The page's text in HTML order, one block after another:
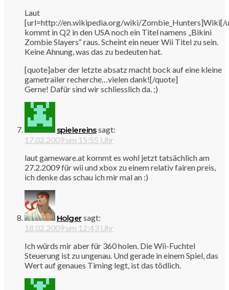
Laut
[url=http://en.wikipedia.org/wiki/Zombie_Hunters]Wiki[/
kommt in Q2 in den USA noch ein Titel namens „Bikini
Zombie Slayers“ raus. Scheint ein neuer Wii Titel zu sein.
Keine Ahnung, was das zu bedeuten hat.
[quote]aber der letzte absatz macht bock auf eine kleine
gametrailer recherche…vielen dank![/quote]
Gerne! Dafür sind wir schliesslich da. ;)
spielereinssagt:
17.02.2009 um 15:55 Uhr
laut gameware.at kommt es wohl jetzt tatsächlich am
27.2.2009 für wii und xbox zu einem relativ fairen preis,
ich denke das schau ich mir mal an :)
Holgersagt:
18.02.2009 um 12:43 Uhr
Ich würds mir aber für 360 holen. Die Wii-Fuchtel
Steuerung ist zu ungenau. Und gerade in einem Spiel, das
Wert auf genaues Timing legt, ist das tödlich.